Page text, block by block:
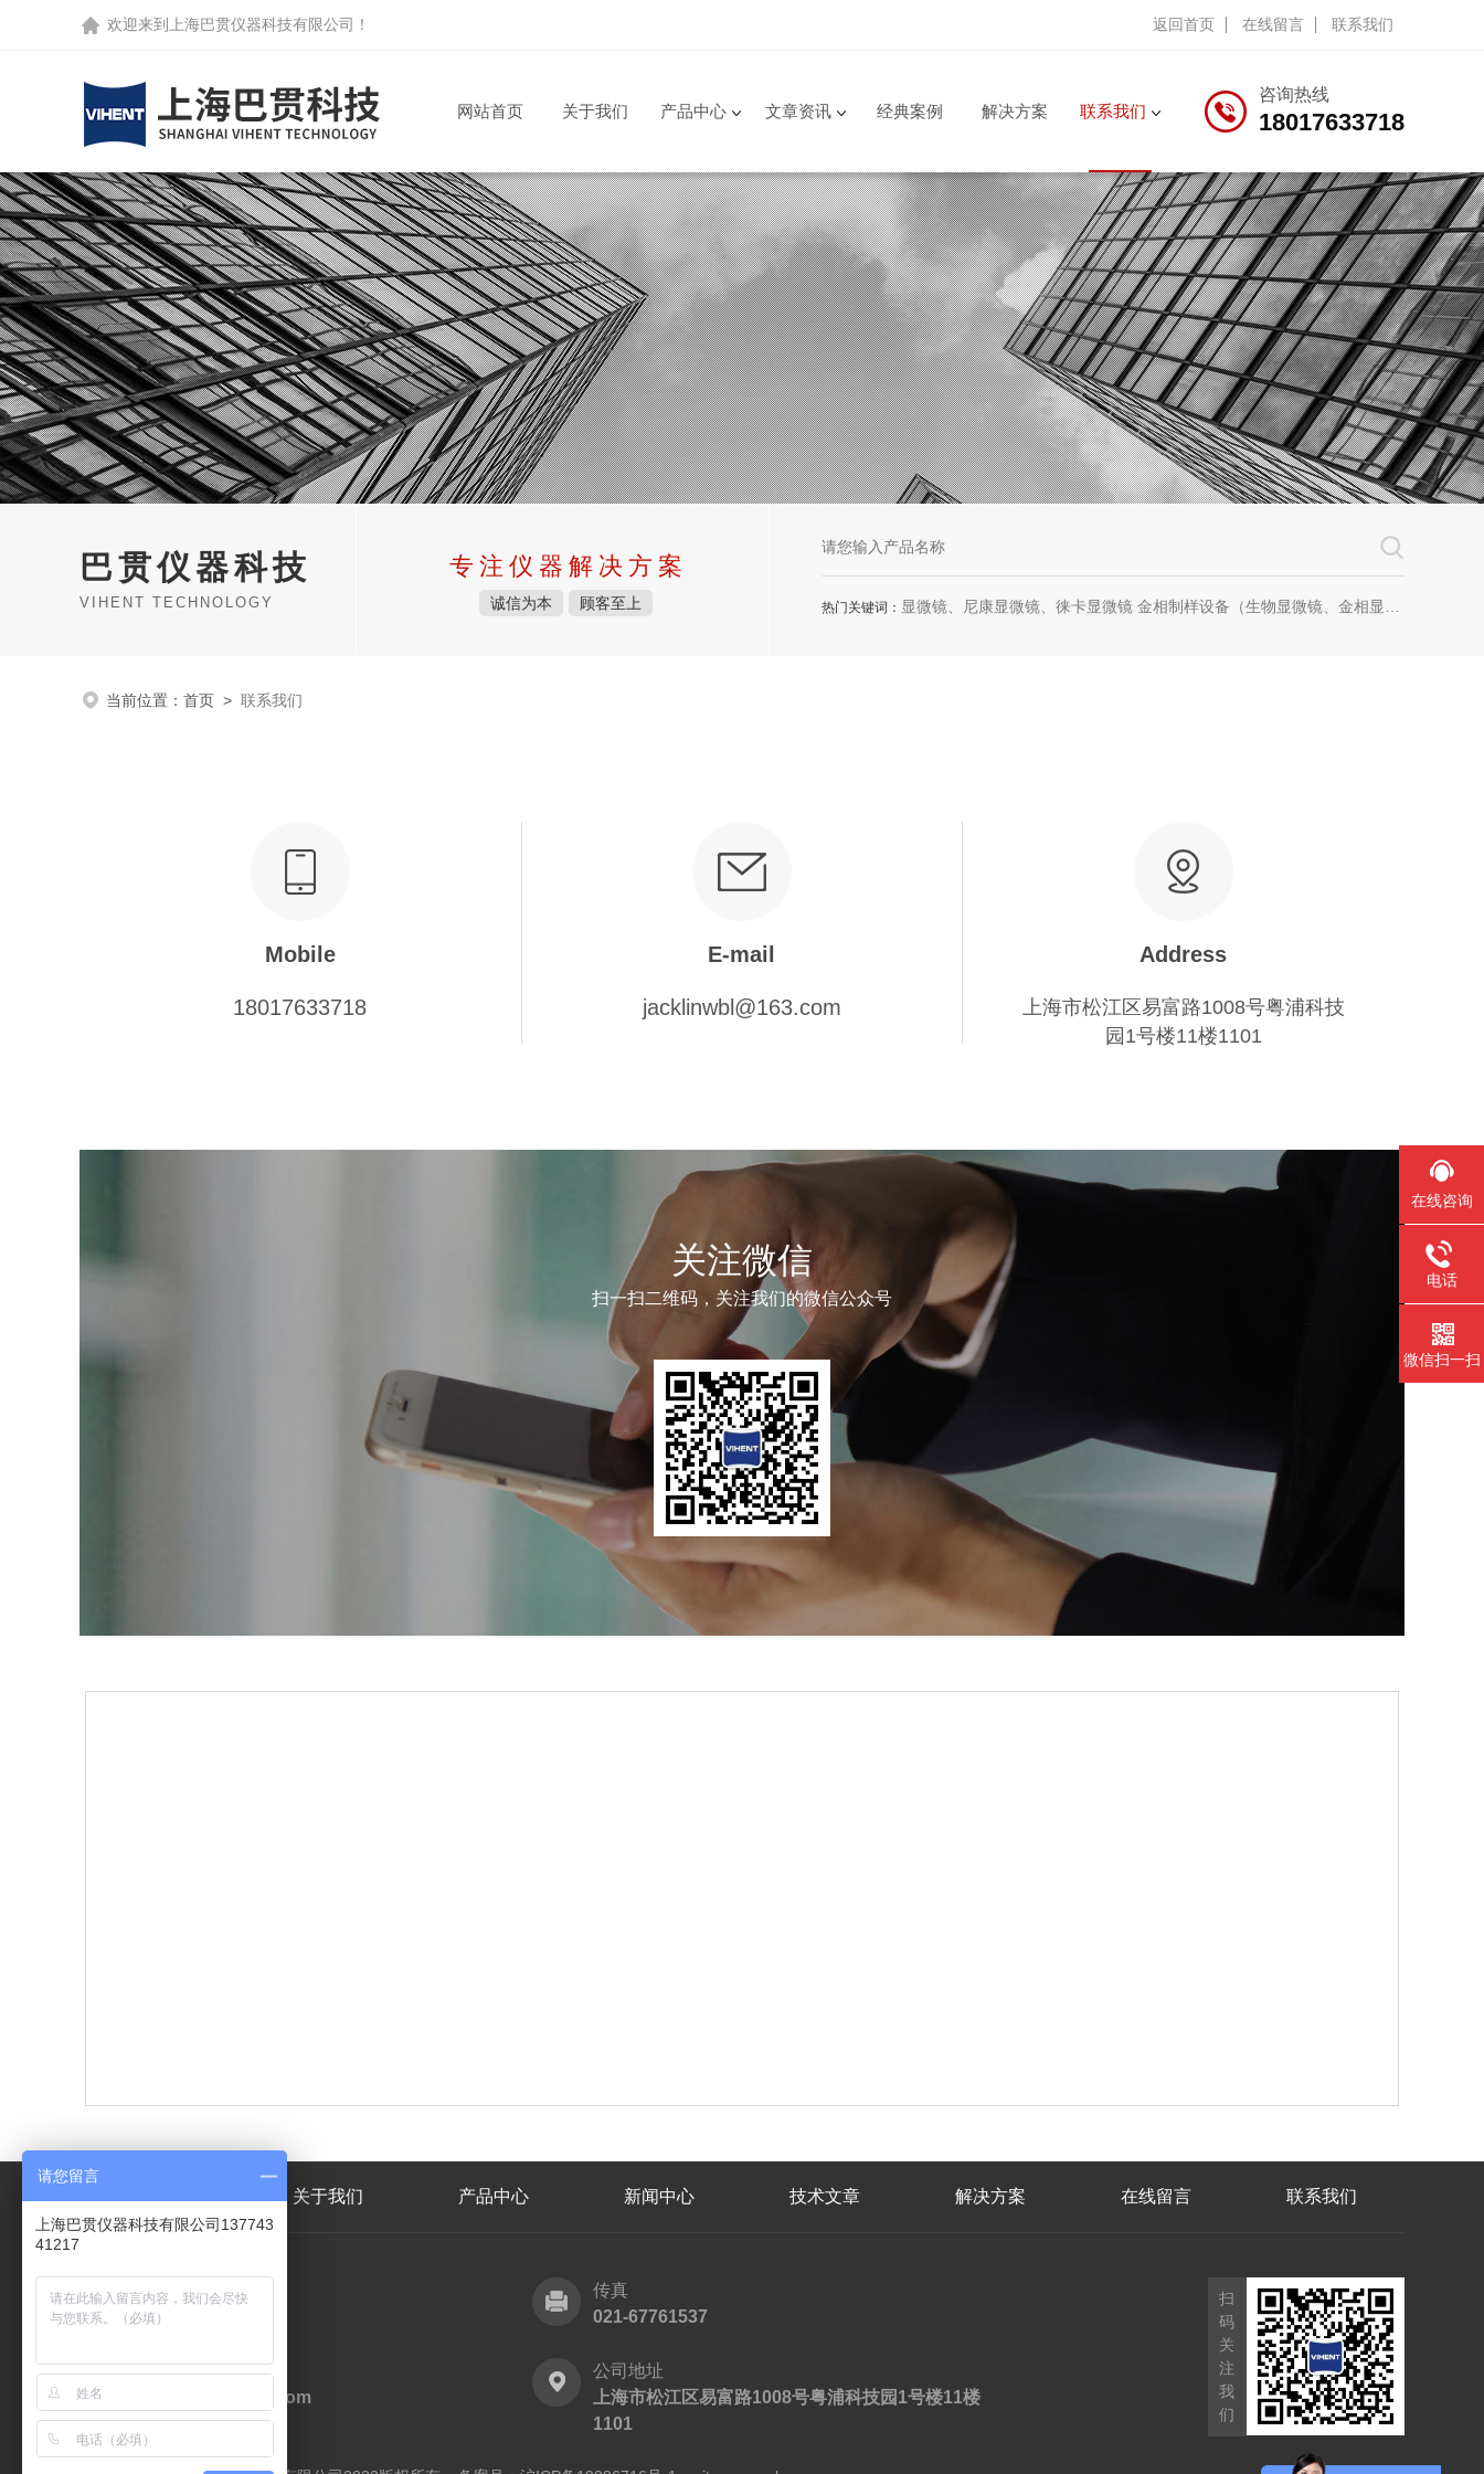
欢迎来到 上海巴贯仪器科技有限公司 ！ 返回首页 在线留言 联系我们
咨询热线
18017633718
网站首页 关于我们 产品中心 文章资讯 经典案例 解决方案 联系我们
巴贯仪器科技
VIHENT TECHNOLOGY
专注仪器解决方案
诚信为本 顾客至上 热门关键词： 显微镜、尼康显微镜、徕卡显微镜 金相制样设备（生物显微镜、金相显微镜、体视显微镜、工业显微镜、数码显微镜、荧光显微镜、显微成像系统、显微图像分析软件、显微镜配件等等
当前位置： 首页 > 联系我们
Mobile
18017633718
E-mail
jacklinwbl@163.com
Address
上海市松江区易富路1008号粤浦科技
园1号楼11楼1101
关注微信
扫一扫二维码，关注我们的微信公众号
关于我们 产品中心 新闻中心 技术文章 解决方案 在线留言 联系我们
联系人
李经理
传真
021-67761537
邮箱
jacklinwbl@163.com
公司地址
上海市松江区易富路1008号粤浦科技园1号楼11楼
1101
扫
码
关
注
我
们
在线咨询
电话
微信扫一扫
请您留言
上海巴贯仪器科技有限公司137743
41217